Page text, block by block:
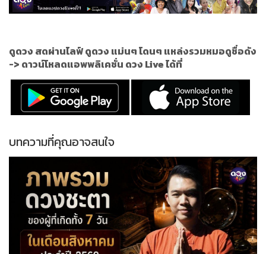
ดูดวง สดผ่านไลฟ์ ดูดวง แม่นๆ โดนๆ แหล่งรวมหมอดูชื่อดัง
-> ดาวน์โหลดแอพพลิเคชั่น ดวง Live ได้ที่
บทความที่คุณอาจสนใจ